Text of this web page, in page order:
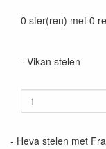
0 ster(ren) met 0
- Vikan stelen
- Heva stelen met